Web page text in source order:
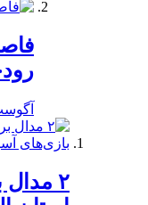
آگوست 21,